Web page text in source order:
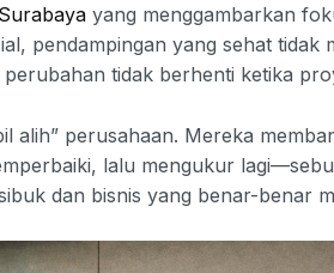
yang menggambarkan
pendampingan yang sehat
tidak berhenti ketika
alih” perusahaan. Mereka
lalu mengukur
dan bisnis yang benar-benar